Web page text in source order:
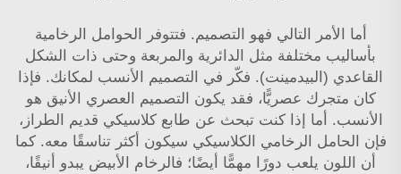
أما الأمر التالي فهو التصميم. فتتوفر الحوامل الرخامية
بأساليب مختلفة مثل الدائرية والمربعة وحتى ذات الشكل
القاعدي (البيدمينت). فكّر في التصميم الأنسب لمكانك. فإذا
كان متجرك عصريًّا، فقد يكون التصميم العصري الأنيق هو
الأنسب. أما إذا كنت تبحث عن طابع كلاسيكي قديم الطراز،
فإن الحامل الرخامي الكلاسيكي سيكون أكثر تناسقًا معه. كما
أن اللون يلعب دورًا مهمًّا أيضًا؛ فالرخام الأبيض يبدو أنيقًا،